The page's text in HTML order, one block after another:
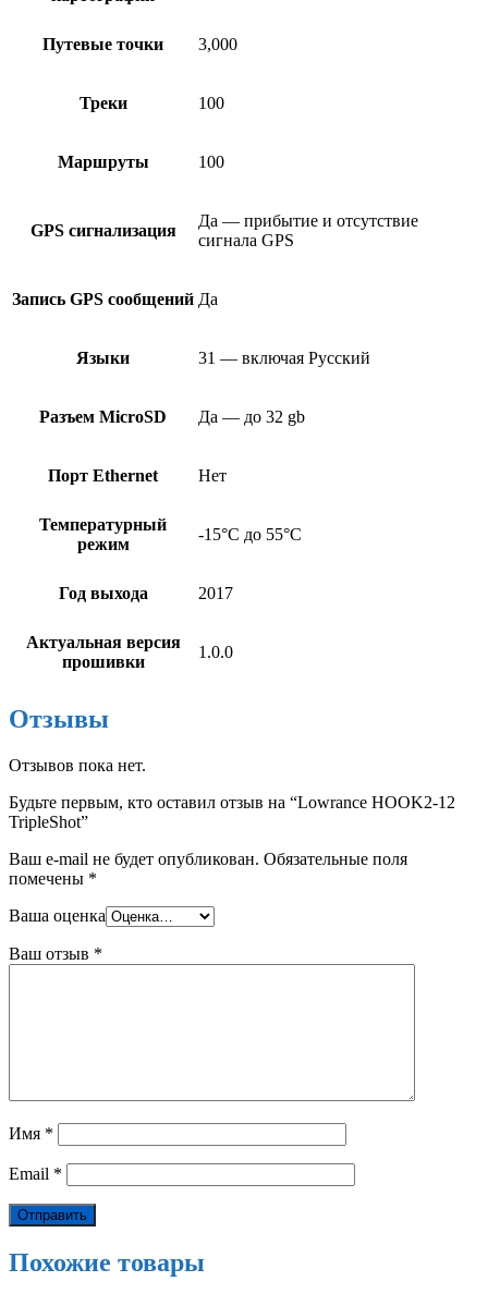
Путевые точки 3,000
Треки 100
Маршруты 100
GPS сигнализация
Да — прибытие и отсутствие
сигнала GPS
Запись GPS сообщений Да
Языки 31 — включая Русский
Разъем MicroSD Да — до 32 gb
Порт Ethernet Нет
Температурный
режим
-15°C до 55°C
Год выхода 2017
Актуальная версия
прошивки
1.0.0
Отзывы
Отзывов пока нет.
Будьте первым, кто оставил отзыв на “Lowrance HOOK2-12
TripleShot”
Ваш e-mail не будет опубликован. Обязательные поля
помечены *
Ваша оценка
Ваш отзыв *
Имя *
Email *
Похожие товары